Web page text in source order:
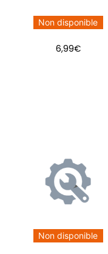
Non disponible
6,99€
Non disponible